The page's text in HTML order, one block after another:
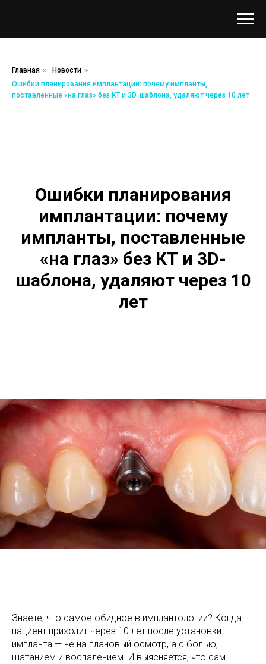
Главная » Новости »
Ошибки планирования имплантации: почему импланты,
поставленные «на глаз» без КТ и 3D-шаблона, удаляют через 10 лет
Ошибки планирования
имплантации: почему
импланты, поставленные
«на глаз» без КТ и 3D-
шаблона, удаляют через 10
лет
Знаете, что самое обидное в имплантологии? Когда
пациент приходит через 10 лет после установки
импланта — не на плановый осмотр, а с болью,
шатанием и воспалением. И выясняется, что сам